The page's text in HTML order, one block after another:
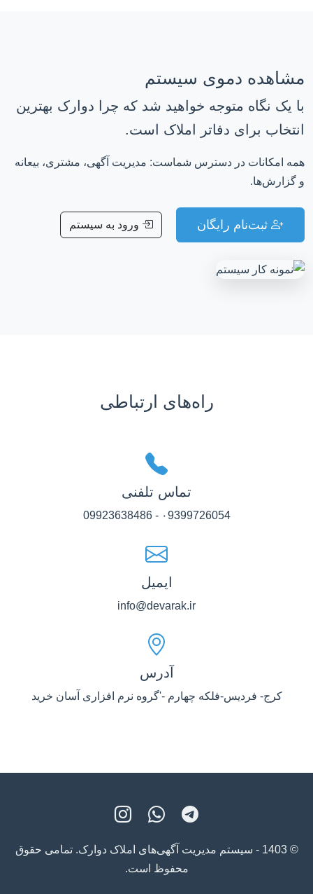
مشاهده دموی سیستم
با یک نگاه متوجه خواهید شد که چرا دوارک بهترین
انتخاب برای دفاتر املاک است.
همه امکانات در دسترس شماست: مدیریت آگهی، مشتری، بیعانه
و گزارش‌ها.
ثبت‌نام رایگان ورود به سیستم
راه‌های ارتباطی
تماس تلفنی
۰9399726054 - 09923638486
ایمیل
info@devarak.ir
آدرس
کرج- فردیس-فلکه چهارم -'گروه نرم افزاری آسان خرید
© 1403 - سیستم مدیریت آگهی‌های املاک دوارک. تمامی حقوق
محفوظ است.